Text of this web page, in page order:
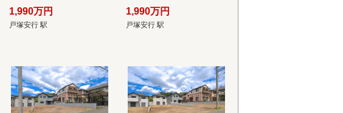
1,990万円
戸塚安行 駅
1,990万円
戸塚安行 駅